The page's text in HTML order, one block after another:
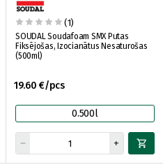
(1)
SOUDAL Soudafoam SMX Putas
Fiksējošas, Izocianātus Nesaturošas
(500ml)
19.60 €/pcs
0.500l